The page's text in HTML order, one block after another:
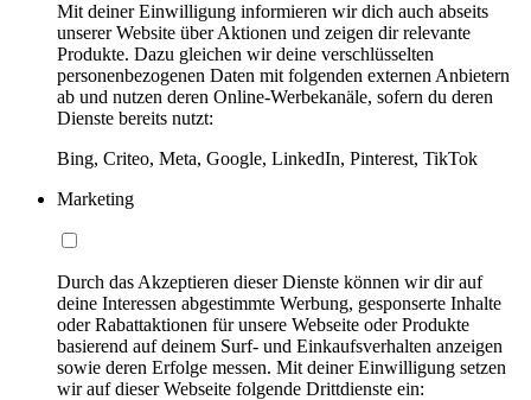
Mit deiner Einwilligung informieren wir dich auch abseits
unserer Website über Aktionen und zeigen dir relevante
Produkte. Dazu gleichen wir deine verschlüsselten
personenbezogenen Daten mit folgenden externen Anbietern
ab und nutzen deren Online-Werbekanäle, sofern du deren
Dienste bereits nutzt:
Bing, Criteo, Meta, Google, LinkedIn, Pinterest, TikTok
Marketing
Durch das Akzeptieren dieser Dienste können wir dir auf
deine Interessen abgestimmte Werbung, gesponserte Inhalte
oder Rabattaktionen für unsere Webseite oder Produkte
basierend auf deinem Surf- und Einkaufsverhalten anzeigen
sowie deren Erfolge messen. Mit deiner Einwilligung setzen
wir auf dieser Webseite folgende Drittdienste ein: